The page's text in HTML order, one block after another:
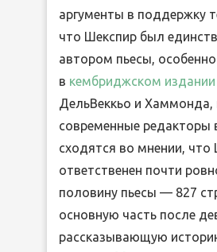
аргументы в поддержку
что Шекспир был
автором пьесы, особенно
в кембриджском издании
ДельВеккьо и Хаммонда,
современные редакторы
сходятся во мнении,
ответственен почти
половину пьесы — 827
основную часть после
рассказывающую